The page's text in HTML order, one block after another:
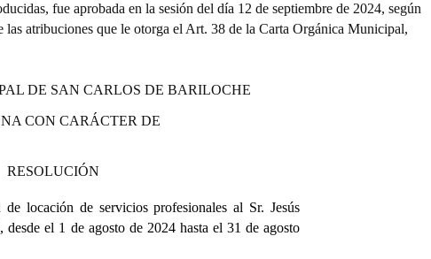
fue aprobada en la sesión del día 12 de septiembre de 2024, según
atribuciones que le otorga el Art. 38 de la Carta Orgánica Municipal,
DE SAN CARLOS DE BARILOCHE
CON CARÁCTER DE
RESOLUCIÓN
locación de servicios profesionales al Sr. Jesús
el 1 de agosto de 2024 hasta el 31 de agosto